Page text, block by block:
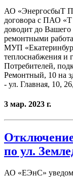
АО «ЭнергосбыТ
договора с ПАО
доводит до Вашего
ремонтными
МУП
теплоснабжения и
Потребителей,
Ремонтный, 10 на
- ул. Главная, 10,
3 мар. 2023 г.
по ул.
АО «ЕЭнС»